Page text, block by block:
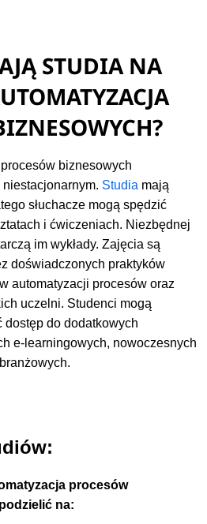
STUDIA NA
biznesowych
Studia mają
słuchacze mogą spędzić
i ćwiczeniach. Niezbędnej
im wykłady. Zajęcia są
doświadczonych praktyków
automatyzacji procesów oraz
uczelni. Studenci mogą
dostęp do dodatkowych
e-learningowych, nowoczesnych
procesów
na: